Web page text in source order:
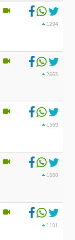
1294
2663
1569
1660
1101